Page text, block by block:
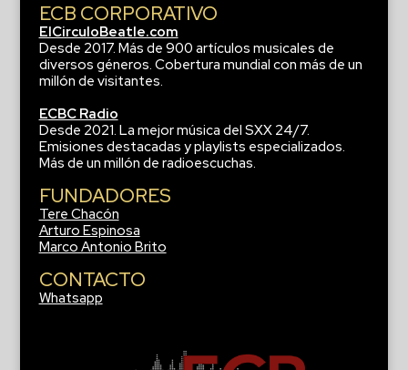
ECB CORPORATIVO
ElCirculoBeatle.com
Desde 2017. Más de 900 artículos musicales de
diversos géneros. Cobertura mundial con más de un
millón de visitantes.
ECBC Radio
Desde 2021. La mejor música del SXX 24/7.
Emisiones destacadas y playlists especializados.
Más de un millón de radioescuchas.
FUNDADORES
Tere Chacón
Arturo Espinosa
Marco Antonio Brito
CONTACTO
Whatsapp